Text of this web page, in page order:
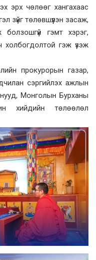
эрх чөлөөг хангахаас
зүйг төлөвшүүлэн засаж,
болзошгүй гэмт хэрэг,
холбогдолтой гэж үзэж
прокурорын газар,
сэргийлэх ажлын
Монголын Бурханы
хийдийн төлөөлөл